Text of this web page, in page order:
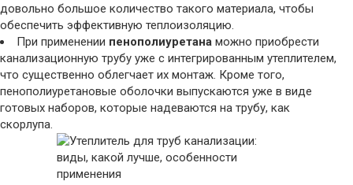
довольно большое количество такого материала, чтобы
обеспечить эффективную теплоизоляцию.
При применении пенополиуретана можно приобрести
канализационную трубу уже с интегрированным утеплителем,
что существенно облегчает их монтаж. Кроме того,
пенополиуретановые оболочки выпускаются уже в виде
готовых наборов, которые надеваются на трубу, как
скорлупа.